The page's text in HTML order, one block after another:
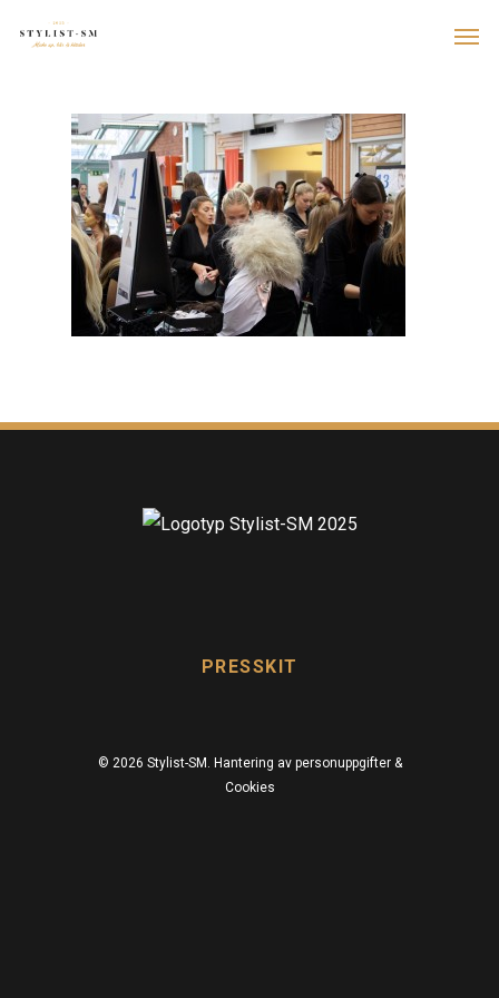
PRESSKIT
© 2026 Stylist-SM. Hantering av personuppgifter &
Cookies